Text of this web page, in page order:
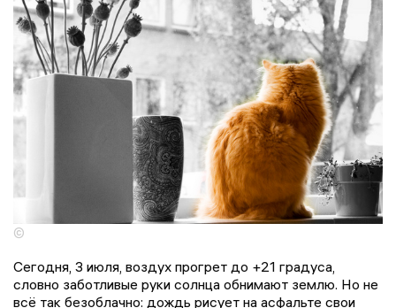
©
Сегодня, 3 июля, воздух прогрет до +21 градуса,
словно заботливые руки солнца обнимают землю. Но не
всё так безоблачно: дождь рисует на асфальте свои